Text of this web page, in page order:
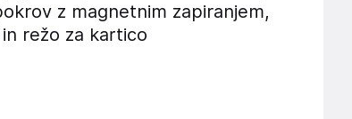
z magnetnim zapiranjem,
režo za kartico